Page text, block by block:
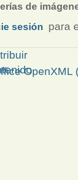
de
sesión para